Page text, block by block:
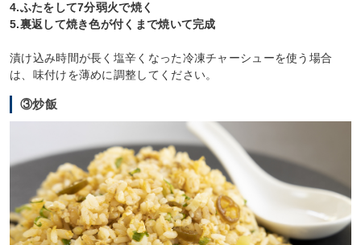
4.ふたをして7分弱火で焼く
5.裏返して焼き色が付くまで焼いて完成
漬け込み時間が長く塩辛くなった冷凍チャーシューを使う場合
は、味付けを薄めに調整してください。
③炒飯